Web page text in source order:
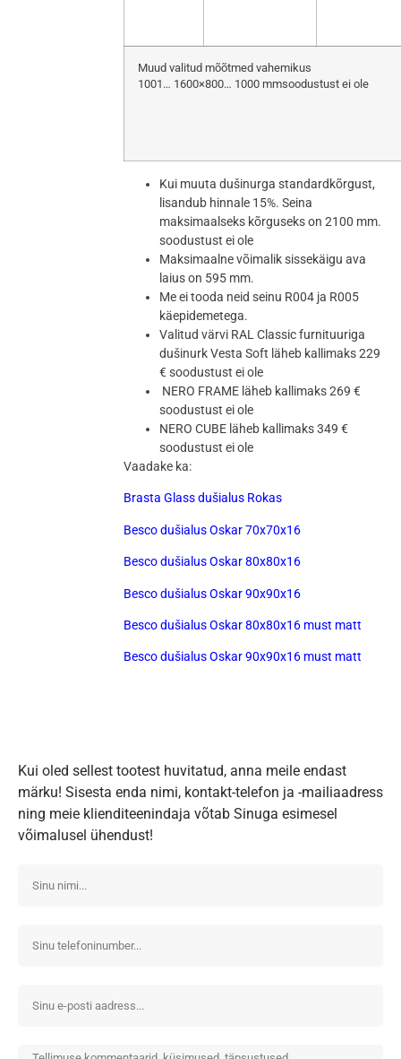
Muud valitud mõõtmed vahemikus
1001… 1600×800… 1000 mmsoodustust ei ole
Kui muuta dušinurga standardkõrgust,
lisandub hinnale 15%. Seina
maksimaalseks kõrguseks on 2100 mm.
soodustust ei ole
Maksimaalne võimalik sissekäigu ava
laius on 595 mm.
Me ei tooda neid seinu R004 ja R005
käepidemetega.
Valitud värvi RAL Classic furnituuriga
dušinurk Vesta Soft läheb kallimaks 229
€ soodustust ei ole
NERO FRAME läheb kallimaks 269 €
soodustust ei ole
NERO CUBE läheb kallimaks 349 €
soodustust ei ole
Vaadake ka:
Brasta Glass dušialus Rokas
Besco dušialus Oskar 70x70x16
Besco dušialus Oskar 80x80x16
Besco dušialus Oskar 90x90x16
Besco dušialus Oskar 80x80x16 must matt
Besco dušialus Oskar 90x90x16 must matt
Kui oled sellest tootest huvitatud, anna meile endast
märku! Sisesta enda nimi, kontakt-telefon ja -mailiaadress
ning meie klienditeenindaja võtab Sinuga esimesel
võimalusel ühendust!